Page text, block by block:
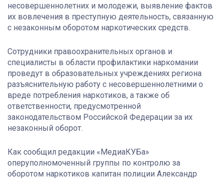
несовершеннолетних и молодежи, выявление фактов
их вовлечения в преступную деятельность, связанную
с незаконным оборотом наркотических средств.
Сотрудники правоохранительных органов и
специалисты в области профилактики наркомании
проведут в образовательных учреждениях региона
разъяснительную работу с несовершеннолетними о
вреде потребления наркотиков, а также об
ответственности, предусмотренной
законодательством Российской Федерации за их
незаконный оборот.
Как сообщил редакции «МедиаКУБа»
оперуполномоченный группы по контролю за
оборотом наркотиков капитан полиции Александр